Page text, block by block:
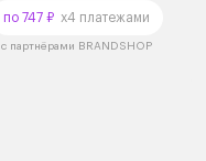
по 747 ₽ x4 платежами
с партнёрами BRANDSHOP